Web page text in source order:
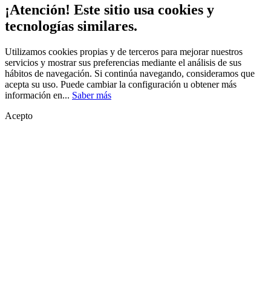
¡Atención! Este sitio usa cookies y
tecnologías similares.
Utilizamos cookies propias y de terceros para mejorar nuestros
servicios y mostrar sus preferencias mediante el análisis de sus
hábitos de navegación. Si continúa navegando, consideramos que
acepta su uso. Puede cambiar la configuración u obtener más
información en... Saber más
Acepto